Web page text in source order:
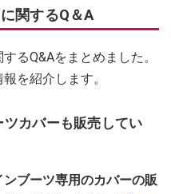
関するQ＆A
るQ&Aをまとめました。
を紹介します。
カバーも販売してい
ブーツ専用のカバーの販